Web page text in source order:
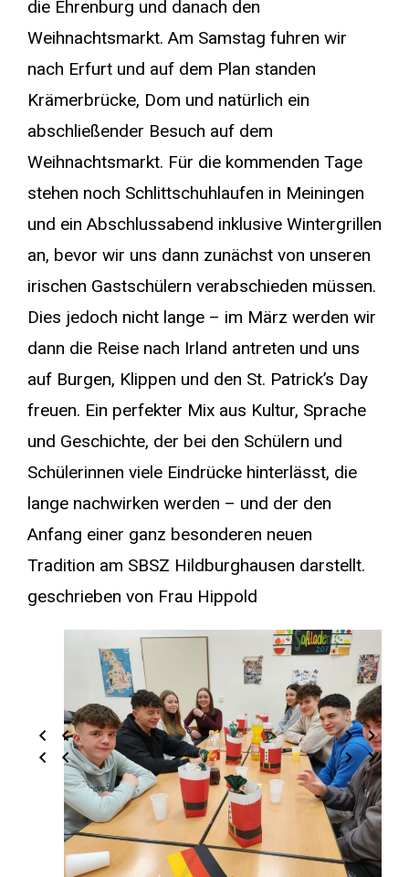
die Ehrenburg und danach den
Weihnachtsmarkt. Am Samstag fuhren wir
nach Erfurt und auf dem Plan standen
Krämerbrücke, Dom und natürlich ein
abschließender Besuch auf dem
Weihnachtsmarkt. Für die kommenden Tage
stehen noch Schlittschuhlaufen in Meiningen
und ein Abschlussabend inklusive Wintergrillen
an, bevor wir uns dann zunächst von unseren
irischen Gastschülern verabschieden müssen.
Dies jedoch nicht lange – im März werden wir
dann die Reise nach Irland antreten und uns
auf Burgen, Klippen und den St. Patrick’s Day
freuen. Ein perfekter Mix aus Kultur, Sprache
und Geschichte, der bei den Schülern und
Schülerinnen viele Eindrücke hinterlässt, die
lange nachwirken werden – und der den
Anfang einer ganz besonderen neuen
Tradition am SBSZ Hildburghausen darstellt.
geschrieben von Frau Hippold